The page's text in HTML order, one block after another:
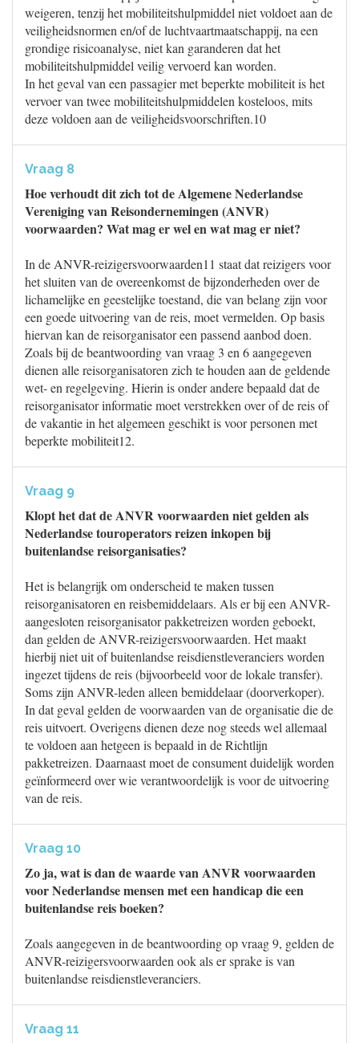
weigeren, tenzij het mobiliteitshulpmiddel niet voldoet aan de
veiligheidsnormen en/of de luchtvaartmaatschappij, na een
grondige risicoanalyse, niet kan garanderen dat het
mobiliteitshulpmiddel veilig vervoerd kan worden.
In het geval van een passagier met beperkte mobiliteit is het
vervoer van twee mobiliteitshulpmiddelen kosteloos, mits
deze voldoen aan de veiligheidsvoorschriften.10
Vraag 8
Hoe verhoudt dit zich tot de Algemene Nederlandse
Vereniging van Reisondernemingen (ANVR)
voorwaarden? Wat mag er wel en wat mag er niet?
In de ANVR-reizigersvoorwaarden11 staat dat reizigers voor
het sluiten van de overeenkomst de bijzonderheden over de
lichamelijke en geestelijke toestand, die van belang zijn voor
een goede uitvoering van de reis, moet vermelden. Op basis
hiervan kan de reisorganisator een passend aanbod doen.
Zoals bij de beantwoording van vraag 3 en 6 aangegeven
dienen alle reisorganisatoren zich te houden aan de geldende
wet- en regelgeving. Hierin is onder andere bepaald dat de
reisorganisator informatie moet verstrekken over of de reis of
de vakantie in het algemeen geschikt is voor personen met
beperkte mobiliteit12.
Vraag 9
Klopt het dat de ANVR voorwaarden niet gelden als
Nederlandse touroperators reizen inkopen bij
buitenlandse reisorganisaties?
Het is belangrijk om onderscheid te maken tussen
reisorganisatoren en reisbemiddelaars. Als er bij een ANVR-
aangesloten reisorganisator pakketreizen worden geboekt,
dan gelden de ANVR-reizigersvoorwaarden. Het maakt
hierbij niet uit of buitenlandse reisdienstleveranciers worden
ingezet tijdens de reis (bijvoorbeeld voor de lokale transfer).
Soms zijn ANVR-leden alleen bemiddelaar (doorverkoper).
In dat geval gelden de voorwaarden van de organisatie die de
reis uitvoert. Overigens dienen deze nog steeds wel allemaal
te voldoen aan hetgeen is bepaald in de Richtlijn
pakketreizen. Daarnaast moet de consument duidelijk worden
geïnformeerd over wie verantwoordelijk is voor de uitvoering
van de reis.
Vraag 10
Zo ja, wat is dan de waarde van ANVR voorwaarden
voor Nederlandse mensen met een handicap die een
buitenlandse reis boeken?
Zoals aangegeven in de beantwoording op vraag 9, gelden de
ANVR-reizigersvoorwaarden ook als er sprake is van
buitenlandse reisdienstleveranciers.
Vraag 11